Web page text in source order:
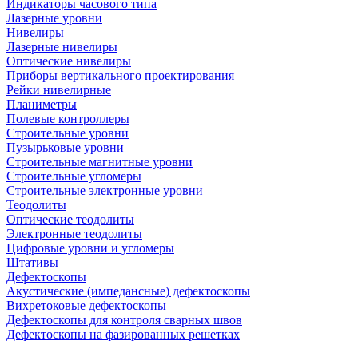
Индикаторы часового типа
Лазерные уровни
Нивелиры
Лазерные нивелиры
Оптические нивелиры
Приборы вертикального проектирования
Рейки нивелирные
Планиметры
Полевые контроллеры
Строительные уровни
Пузырьковые уровни
Строительные магнитные уровни
Строительные угломеры
Строительные электронные уровни
Теодолиты
Оптические теодолиты
Электронные теодолиты
Цифровые уровни и угломеры
Штативы
Дефектоскопы
Акустические (импедансные) дефектоскопы
Вихретоковые дефектоскопы
Дефектоскопы для контроля сварных швов
Дефектоскопы на фазированных решетках